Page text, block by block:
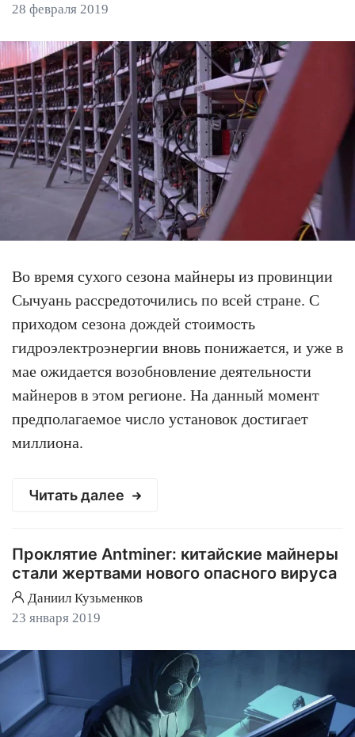
28 февраля 2019
Во время сухого сезона майнеры из провинции
Сычуань рассредоточились по всей стране. С
приходом сезона дождей стоимость
гидроэлектроэнергии вновь понижается, и уже в
мае ожидается возобновление деятельности
майнеров в этом регионе. На данный момент
предполагаемое число установок достигает
миллиона.
Читать далее
Проклятие Antminer: китайские майнеры
стали жертвами нового опасного вируса
Даниил Кузьменков
23 января 2019